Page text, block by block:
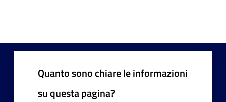
Quanto sono chiare le informazioni
su questa pagina?